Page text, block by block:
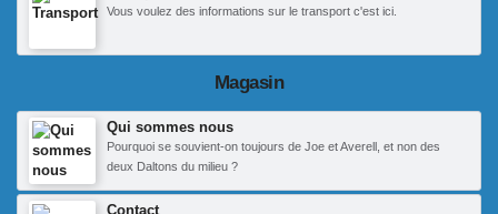
Vous voulez des informations sur le transport c'est ici.
Magasin
Qui sommes nous
Pourquoi se souvient-on toujours de Joe et Averell, et non des
deux Daltons du milieu ?
Contact